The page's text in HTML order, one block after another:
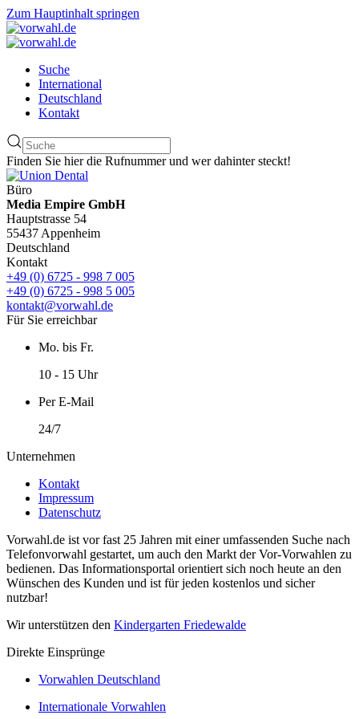
Zum Hauptinhalt springen
Suche
International
Deutschland
Kontakt
Finden Sie hier die Rufnummer und wer dahinter steckt!
Büro
Media Empire GmbH
Hauptstrasse 54
55437 Appenheim
Deutschland
Kontakt
+49 (0) 6725 - 998 7 005
+49 (0) 6725 - 998 5 005
kontakt@vorwahl.de
Für Sie erreichbar
Mo. bis Fr.
10 - 15 Uhr
Per E-Mail
24/7
Unternehmen
Kontakt
Impressum
Datenschutz
Vorwahl.de ist vor fast 25 Jahren mit einer umfassenden Suche nach
Telefonvorwahl gestartet, um auch den Markt der Vor-Vorwahlen zu
bedienen. Das Informationsportal orientiert sich noch heute an den
Wünschen des Kunden und ist für jeden kostenlos und sicher
nutzbar!
Wir unterstützen den Kindergarten Friedewalde
Direkte Einsprünge
Vorwahlen Deutschland
Internationale Vorwahlen